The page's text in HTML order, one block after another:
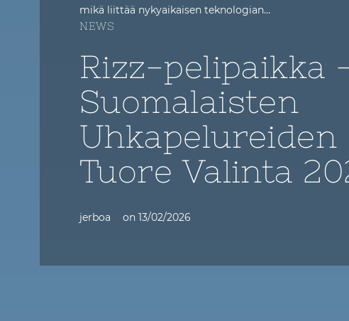
mikä liittää nykyaikaisen teknologian…
NEWS
Rizz-pelipaikka
Suomalaisten
Uhkapelureiden
Tuore Valinta
jerboa on 13/02/2026